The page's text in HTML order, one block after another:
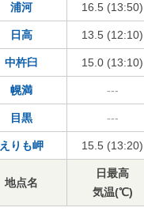
浦河 16.5 (13:50)
日高 13.5 (12:10)
中杵臼 15.0 (13:10)
幌満 ---
目黒 ---
えりも岬 15.5 (13:20)
地点名
日最高
気温(℃)